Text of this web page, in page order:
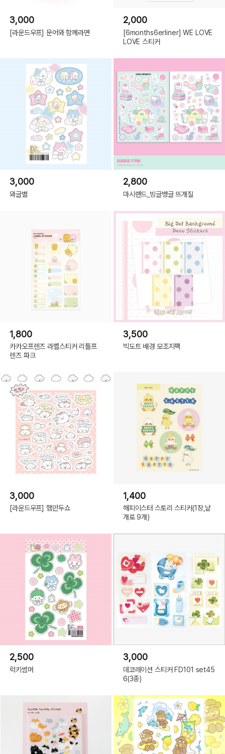
3,000
[라운드우프] 문어와 함께라면
2,000
[6months6erliner] WE LOVE
LOVE 스티커
3,000
와글별
2,800
마시랜드_빙글뱅글 뜨개질
1,800
카카오프렌즈 라벨스티커 리틀프
렌즈 파크
3,500
빅도트 배경 모조지팩
3,000
[라운드우프] 햄만두쇼
1,400
해피이스터 스토리 스티커(1장,낱
개로 9개)
2,500
럭키썸머
3,000
데코레이션 스티커 FD101 set45
6(3종)